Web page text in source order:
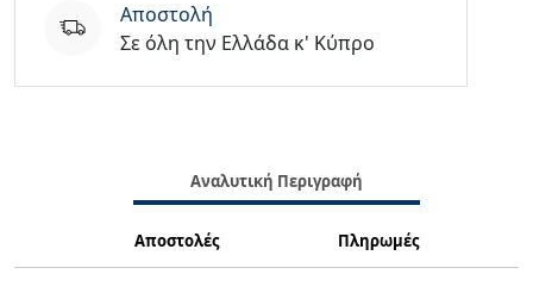
Aποστολή
Σε όλη την Ελλάδα κ' Κύπρο
Αναλυτική Περιγραφή
Αποστολές Πληρωμές